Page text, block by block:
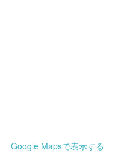
Google Mapsで表示する